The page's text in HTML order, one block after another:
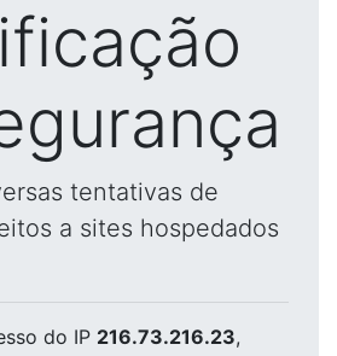
tentativas de
a sites hospedados
do IP 216.73.216.23,